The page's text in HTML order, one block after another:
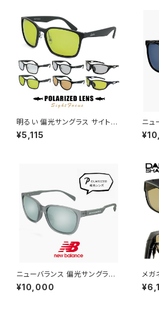
ンズ レディース ユニセックス ボ
ストン型 フレーム 偏光 レンズ u
v400 uvカット 釣り アウトドア
キャンプ おすすめ
ン
転
ス
明るい 偏光サングラス サイトフ
ォーカス SF メンズ レディース
ユニセックス モデル スポーツサ
¥5,115
ニュ
ツサ
ウ
ズ
ル
光レ
ニューバランス 偏光サングラス
nbs08115x c04p 偏光 スポー
ツサングラス New Balance n
¥10,000
メガ
ス
ィー